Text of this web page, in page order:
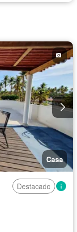
Casa
Destacado